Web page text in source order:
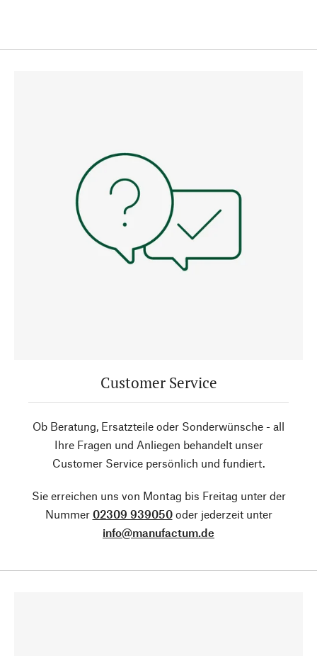
Customer Service
Ob Beratung, Ersatzteile oder Sonderwünsche - all
Ihre Fragen und Anliegen behandelt unser
Customer Service persönlich und fundiert.
Sie erreichen uns von Montag bis Freitag unter der
Nummer 02309 939050oder jederzeit unter
info@manufactum.de